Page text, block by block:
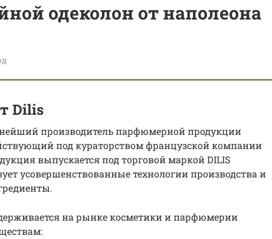
одеколон от наполеона
Dilis
производитель парфюмерной продукции
под кураторством французской компании
выпускается под торговой маркой DILIS
усовершенствованные технологии производства и
на рынке косметики и парфюмерии